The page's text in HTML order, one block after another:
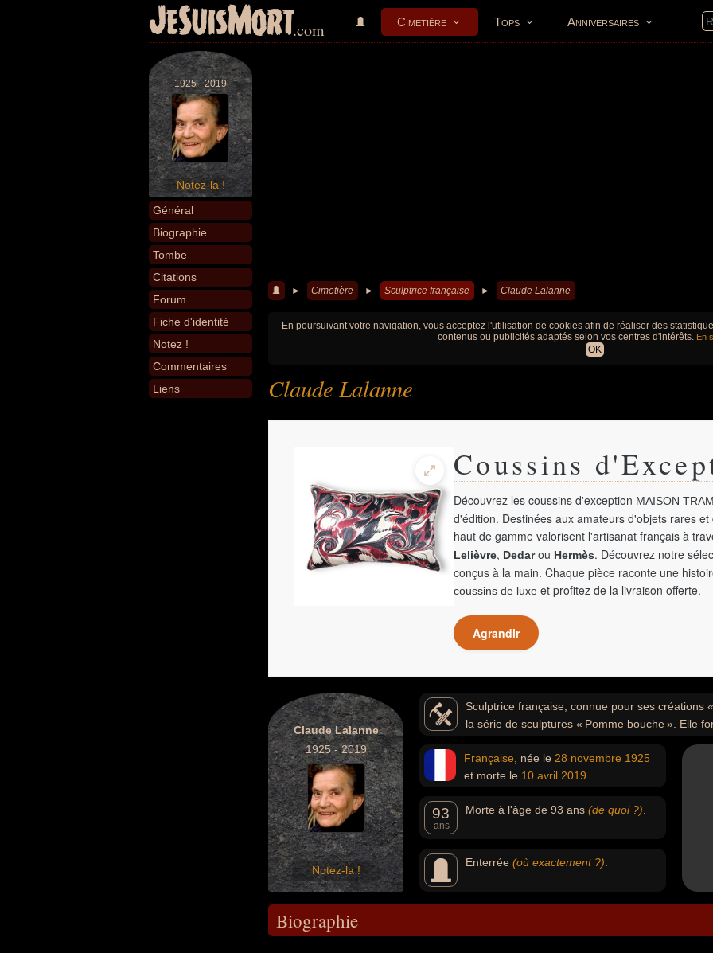
JeSuisMort.com Cimetière Tops Anniversaires
1925 - 2019
Notez-la !
Général
Biographie
Tombe
Citations
Forum
Fiche d'identité
Notez !
Commentaires
Liens
► Cimetière ► Sculptrice française ► Claude Lalanne
En poursuivant votre navigation, vous acceptez l'utilisation de cookies afin de réaliser des
contenus ou publicités adaptés selon vos centres d'intérêts. En
OK
Claude Lalanne
Coussins
Découvrez les coussins d'exception MAISON
d'édition. Destinées aux amateurs d'objets rares
haut de gamme valorisent l'artisanat français à
Lelièvre, Dedarou Hermès. Découvrez notre
conçus à la main. Chaque pièce raconte une
coussins de luxe et profitez de la livraison offerte.
Agrandir
Claude Lalanne
1925 - 2019
Notez-la !
Sculptrice française, connue pour ses créations
la série de sculptures « Pomme bouche ». Elle
Française , née le 28 novembre 1925
et morte le 10 avril 2019
93
ans
Morte à l'âge de 93 ans (de quoi ?)
Enterrée (où exactement ?)
Biographie